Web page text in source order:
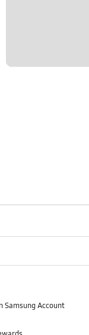
Samsung Account